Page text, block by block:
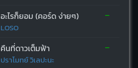
อะไรก็ยอม (คอร์ด ง่ายๆ)
LOSO
-
คืนที่ดาวเต็มฟ้า
ปราโมทย์ วิเลปะนะ
-